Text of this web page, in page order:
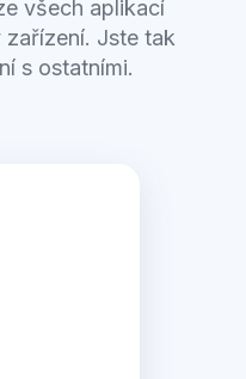
všech aplikací
zařízení. Jste tak
s ostatními.